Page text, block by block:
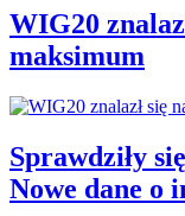
WIG20
maksimum
Sprawdziły
Nowe dane o